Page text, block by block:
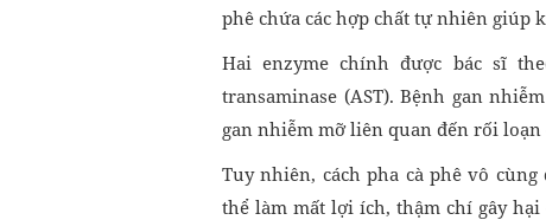
phê chứa các hợp chất tự nhiên giúp
Hai enzyme chính được bác sĩ
transaminase (AST). Bệnh gan
gan nhiễm mỡ liên quan đến rối loạn
Tuy nhiên, cách pha cà phê vô
thể làm mất lợi ích, thậm chí gây